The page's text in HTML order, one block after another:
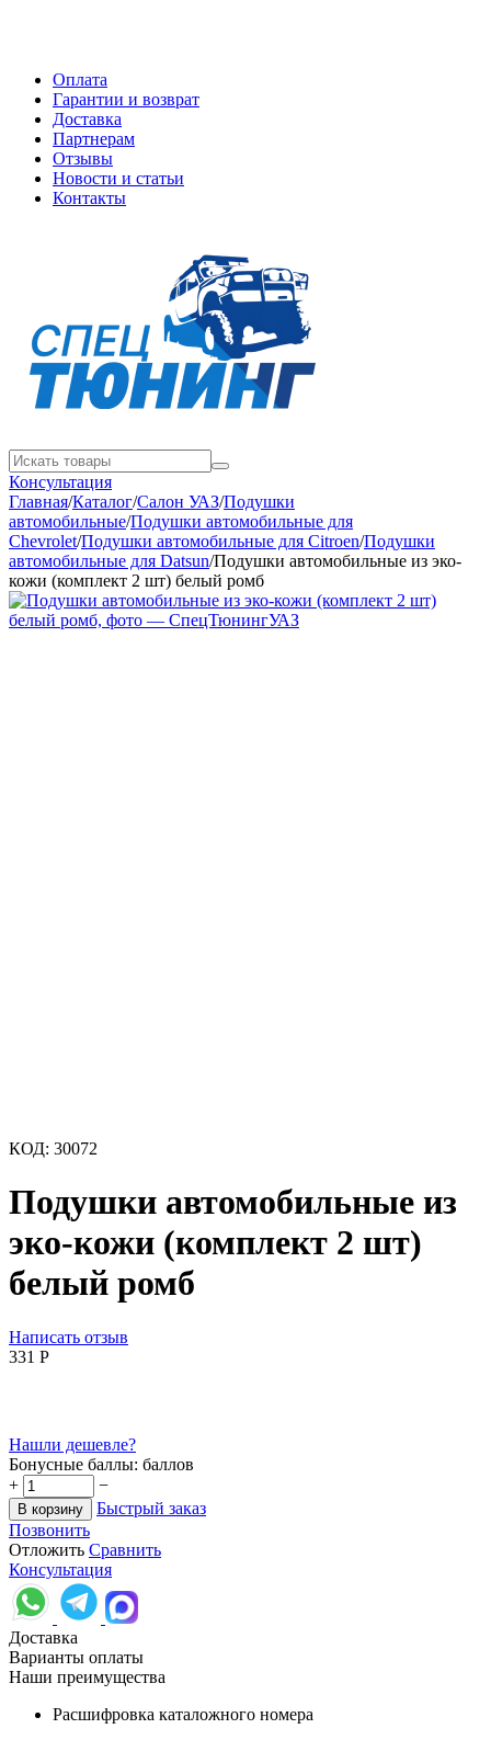
Оплата
Гарантии и возврат
Доставка
Партнерам
Отзывы
Новости и статьи
Контакты
Консультация
Главная/Каталог/Салон УАЗ/Подушки
автомобильные/Подушки автомобильные для
Chevrolet/Подушки автомобильные для Citroen/Подушки
автомобильные для Datsun/Подушки автомобильные из эко-
кожи (комплект 2 шт) белый ромб
КОД: 30072
Подушки автомобильные из
эко-кожи (комплект 2 шт)
белый ромб
Написать отзыв
‍331‍ Р
Нашли дешевле?
Бонусные баллы: баллов
+
−
В корзину
Быстрый заказ
Позвонить
Отложить Сравнить
Консультация
Доставка
Варианты оплаты
Наши преимущества
Расшифровка каталожного номера